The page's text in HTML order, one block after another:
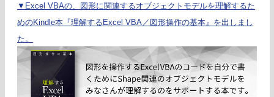
▼Excel VBAの、図形に関連するオブジェクトモデルを理解するた
めのKindle本『理解するExcel VBA／図形操作の基本』を出しまし
た。